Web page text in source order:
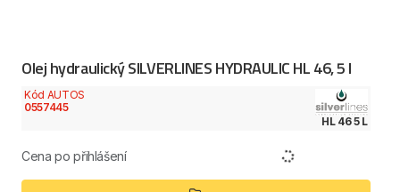
Olej hydraulický SILVERLINES HYDRAULIC HL 46, 5 l
Kód AUTOS
0557445
HL 46 5 L
Cena po přihlášení